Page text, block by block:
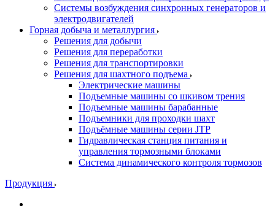
Системы возбуждения синхронных генераторов и
электродвигателей
Горная добыча и металлургия
Решения для добычи
Решения для переработки
Решения для транспортировки
Решения для шахтного подъема
Электрические машины
Подъемные машины со шкивом трения
Подъемные машины барабанные
Подъемники для проходки шахт
Подъёмные машины серии JTP
Гидравлическая станция питания и
управления тормозными блоками
Система динамического контроля тормозов
Продукция